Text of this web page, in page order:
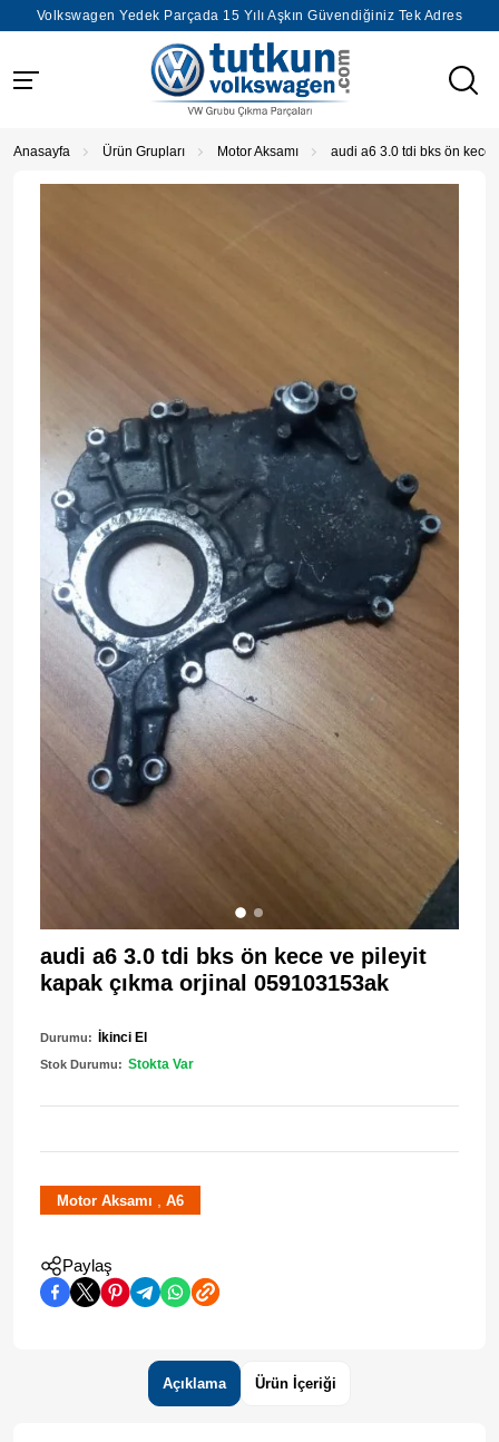
Volkswagen Yedek Parçada 15 Yılı Aşkın Güvendiğiniz Tek Adres
Anasayfa Ürün Grupları Motor Aksamı audi a6 3.0 tdi bks ön kece
audi a6 3.0 tdi bks ön kece ve pileyit
kapak çıkma orjinal 059103153ak
Durumu: İkinci El
Stok Durumu: Stokta Var
Motor Aksamı A6
Paylaş
Açıklama Ürün İçeriği